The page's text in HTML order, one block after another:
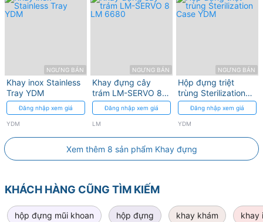
NGƯNG BÁN
Khay inox Stainless
Tray YDM
Đăng nhập xem giá
YDM
NGƯNG BÁN
Khay đựng cây
trám LM-SERVO 8
LM 6680
Đăng nhập xem giá
LM
NGƯNG BÁN
Hộp đựng triệt
trùng Sterilization
Case YDM
Đăng nhập xem giá
YDM
Xem thêm 8 sản phẩm Khay đựng
KHÁCH HÀNG CŨNG TÌM KIẾM
hộp đựng mũi khoan hộp đựng khay khám khay